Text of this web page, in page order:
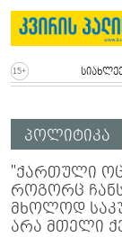
პოლიტიკა
"ქართული
როგორც
მხოლოდ
არა მთელი